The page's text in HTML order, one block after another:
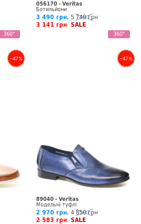
360°
056170 - Veritas
Ботильйони
3 490 грн. 5 740 грн
3 141 грн SALE
360°
–47% –47%
89040 - Veritas
Модельні туфлі
2 970 грн. 4 850 грн
2 583 грн SALE